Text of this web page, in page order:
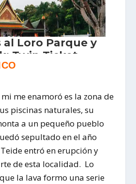
me enamoró es la zona de
piscinas naturales, su
a un pequeño pueblo
sepultado en el año
entró en erupción y
de esta localidad. Lo
la lava formo una serie